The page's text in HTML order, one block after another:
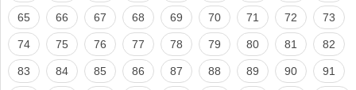
65 66 67 68 69 70 71 72 73
74 75 76 77 78 79 80 81 82
83 84 85 86 87 88 89 90 91